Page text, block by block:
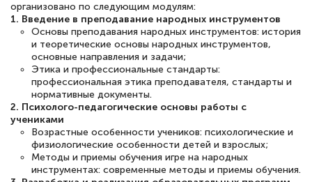
интересующие вопросы и в течении
двух…
Светлана К
Знаток города 7 уровня
10 марта 2026
Оставила заявку на обучение онлайн, мне
организовано по следующим модулям:
1. Введение в преподавание народных инструментов
Основы преподавания народных инструментов: история
и теоретические основы народных инструментов,
основные направления и задачи;
Этика и профессиональные стандарты:
профессиональная этика преподавателя, стандарты и
нормативные документы.
2. Психолого-педагогические основы работы с
учениками
Возрастные особенности учеников: психологические и
физиологические особенности детей и взрослых;
Методы и приемы обучения игре на народных
инструментах: современные методы и приемы обучения.